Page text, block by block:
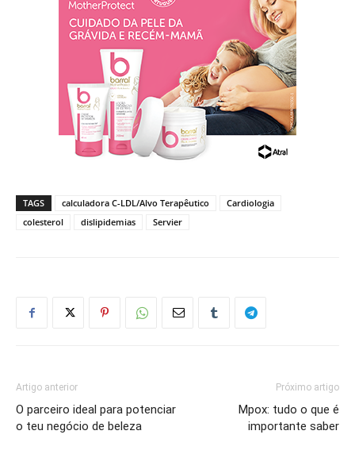
TAGS calculadora C-LDL/Alvo Terapêutico
Cardiologia
colesterol
dislipidemias Servier
Artigo anterior
O parceiro ideal para potenciar
o teu negócio de beleza
Próximo artigo
Mpox: tudo o que é
importante saber